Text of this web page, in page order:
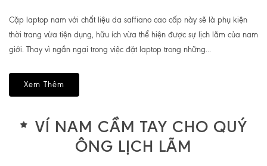
Cặp laptop nam với chất liệu da saffiano cao cấp này sẽ là phụ kiện
thời trang vừa tiện dụng, hữu ích vừa thể hiện được sự lịch lãm của nam
giới. Thay vì ngần ngại trong việc đặt laptop trong những...
Xem Thêm
VÍ NAM CẦM TAY CHO QUÝ
ÔNG LỊCH LÃM